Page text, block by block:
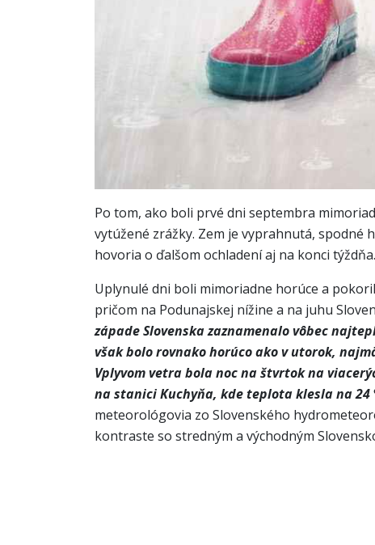
Po tom, ako boli prvé dni septembra
vytúžené zrážky. Zem je vyprahnutá, spodné
hovoria o ďalšom ochladení aj na konci
Uplynulé dni boli mimoriadne horúce a
pričom na Podunajskej nížine a na juhu
západe Slovenska zaznamenalo vôbec
však bolo rovnako horúco ako v utorok,
Vplyvom vetra bola noc na štvrtok na
na stanici Kuchyňa, kde teplota klesla na 24
meteorológovia zo Slovenského
kontraste so stredným a východným